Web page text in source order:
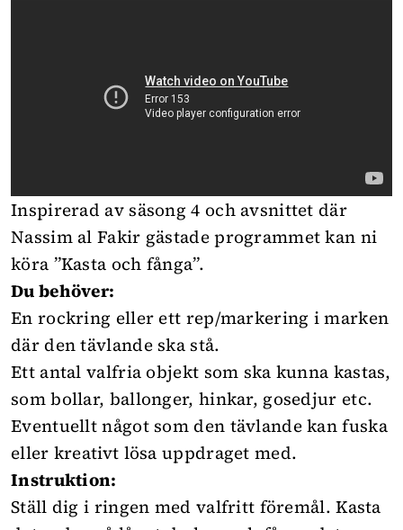
Inspirerad av säsong 4 och avsnittet där
Nassim al Fakir gästade programmet kan ni
köra ”Kasta och fånga”.
Du behöver:
En rockring eller ett rep/markering i marken
där den tävlande ska stå.
Ett antal valfria objekt som ska kunna kastas,
som bollar, ballonger, hinkar, gosedjur etc.
Eventuellt något som den tävlande kan fuska
eller kreativt lösa uppdraget med.
Instruktion:
Ställ dig i ringen med valfritt föremål. Kasta